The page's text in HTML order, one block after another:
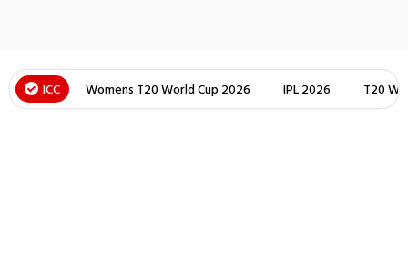
ICC Womens T20 World Cup 2026 IPL 2026 T20